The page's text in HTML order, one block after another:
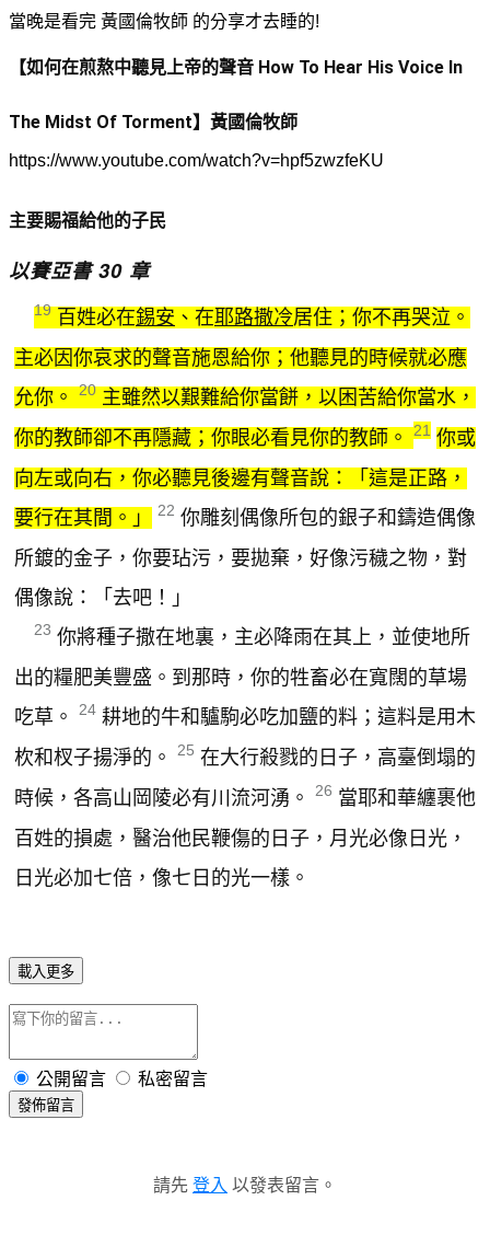
當晚是看完 黃國倫牧師 的分享才去睡的!
【如何在煎熬中聽見上帝的聲音 How To Hear His Voice In
The Midst Of Torment】黃國倫牧師
https://www.youtube.com/watch?v=hpf5zwzfeKU
主要賜福給他的子民
以賽亞書 30 章
19 百姓必在錫安 、在耶路撒冷居住；你不再哭泣。
主必因你哀求的聲音施恩給你；他聽見的時候就必應
允你。
20 主雖然以艱難給你當餅，以困苦給你當水，
你的教師卻不再隱藏；你眼必看見你的教師。
21 你或
向左或向右，你必聽見後邊有聲音說：「這是正路，
要行在其間。」
22 你雕刻偶像所包的銀子和鑄造偶像
所鍍的金子，你要玷污，要拋棄，好像污穢之物，對
偶像說：「去吧！」
23 你將種子撒在地裏，主必降雨在其上，並使地所
出的糧肥美豐盛。到那時，你的牲畜必在寬闊的草場
吃草。
24 耕地的牛和驢駒必吃加鹽的料；這料是用木
杴和杈子揚淨的。
25 在大行殺戮的日子，高臺倒塌的
時候，各高山岡陵必有川流河湧。
26 當耶和華纏裹他
百姓的損處，醫治他民鞭傷的日子，月光必像日光，
日光必加七倍，像七日的光一樣。
載入更多
公開留言 私密留言
發佈留言
請先 登入 以發表留言。